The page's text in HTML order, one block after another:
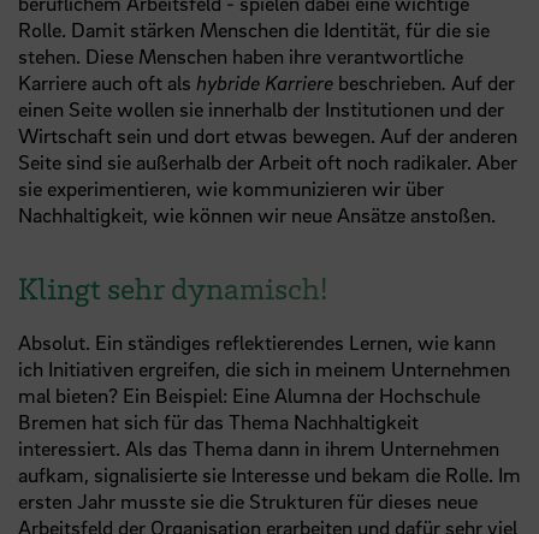
Rolle. Damit stärken Menschen die Identität, für die sie
stehen. Diese Menschen haben ihre verantwortliche
Karriere auch oft als hybride Karriere beschrieben. Auf der
einen Seite wollen sie innerhalb der Institutionen und der
Wirtschaft sein und dort etwas bewegen. Auf der anderen
Seite sind sie außerhalb der Arbeit oft noch radikaler. Aber
sie experimentieren, wie kommunizieren wir über
Nachhaltigkeit, wie können wir neue Ansätze anstoßen.
Klingt sehr dynamisch!
Absolut. Ein ständiges reflektierendes Lernen, wie kann
ich Initiativen ergreifen, die sich in meinem Unternehmen
mal bieten? Ein Beispiel: Eine Alumna der Hochschule
Bremen hat sich für das Thema Nachhaltigkeit
interessiert. Als das Thema dann in ihrem Unternehmen
aufkam, signalisierte sie Interesse und bekam die Rolle. Im
ersten Jahr musste sie die Strukturen für dieses neue
Arbeitsfeld der Organisation erarbeiten und dafür sehr viel